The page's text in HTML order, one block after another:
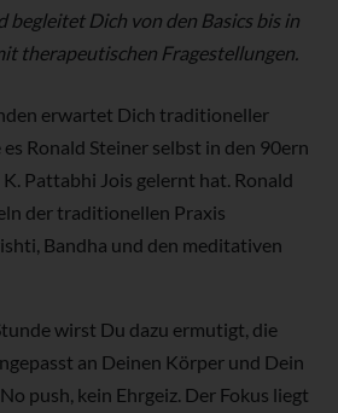
begleitet Dich von den Basics bis in
therapeutischen Fragestellungen.
erwartet Dich traditioneller
Ronald Steiner selbst in den 90ern
Pattabhi Jois gelernt hat. Ronald
der traditionellen Praxis
Bandha und den meditativen
wirst Du dazu ermutigt, die
an Deinen Körper und Dein
push, kein Ehrgeiz. Der Fokus liegt